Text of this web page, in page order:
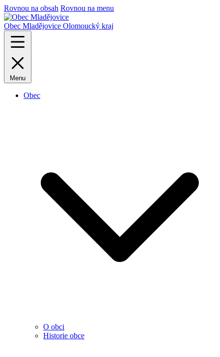
Rovnou na obsah Rovnou na menu
Obec Mladějovice Olomoucký kraj
Menu
Obec
O obci
Historie obce